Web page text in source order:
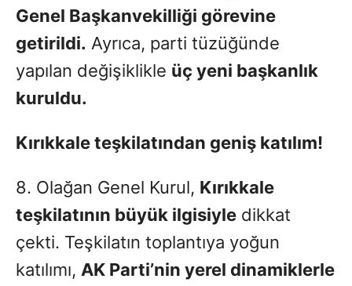
Genel Başkanvekilliği görevine
getirildi. Ayrıca, parti tüzüğünde
yapılan değişiklikle üç yeni başkanlık
kuruldu.
Kırıkkale teşkilatından geniş katılım!
8. Olağan Genel Kurul, Kırıkkale
teşkilatının büyük ilgisiyle dikkat
çekti. Teşkilatın toplantıya yoğun
katılımı, AK Parti’nin yerel dinamiklerle